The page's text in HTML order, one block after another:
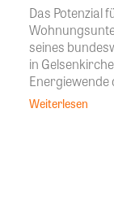
Das Potenzial
seines
in
Energiewende
Weiterlesen